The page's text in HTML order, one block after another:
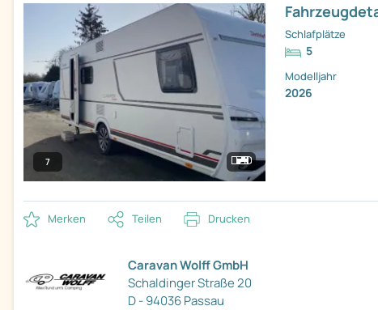
7
Schlafplätze
5
Modelljahr
2026
Merken Teilen Drucken
Caravan Wolff GmbH
Schaldinger Straße 20
D - 94036 Passau